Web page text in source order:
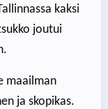
kaksi
joutui
maailman
ja skopikas.